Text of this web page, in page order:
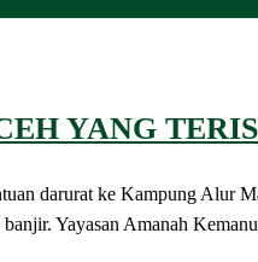
YANG
darurat ke Kampung Alur
Yayasan Amanah